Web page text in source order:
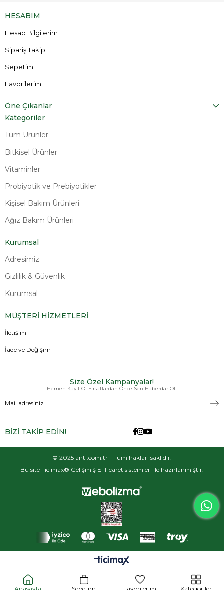
HESABIM
Hesap Bilgilerim
Sipariş Takip
Sepetim
Favorilerim
Öne Çıkanlar
Kategoriler
Tüm Ürünler
Bitkisel Ürünler
Vitaminler
Probiyotik ve Prebiyotikler
Kişisel Bakım Ürünleri
Ağız Bakım Ürünleri
Kurumsal
Adresimiz
Gizlilik & Güvenlik
Kurumsal
MÜŞTERİ HİZMETLERİ
İletişim
İade ve Değişim
Size Özel Kampanyalar!
Hemen Kayıt Ol Fırsatlardan Önce Sen Haberdar Ol!
BİZİ TAKİP EDİN!
© 2025 anti.com.tr - Tüm hakları saklıdır.
Bu site Ticimax® Gelişmiş E-Ticaret sistemleri ile hazırlanmıştır.